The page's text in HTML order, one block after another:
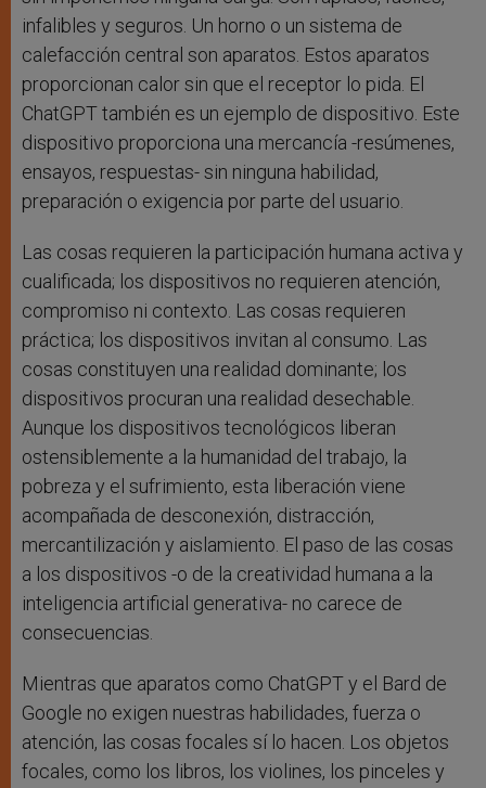
infalibles y seguros. Un horno o un sistema de
calefacción central son aparatos. Estos aparatos
proporcionan calor sin que el receptor lo pida. El
ChatGPT también es un ejemplo de dispositivo. Este
dispositivo proporciona una mercancía -resúmenes,
ensayos, respuestas- sin ninguna habilidad,
preparación o exigencia por parte del usuario.
Las cosas requieren la participación humana activa y
cualificada; los dispositivos no requieren atención,
compromiso ni contexto. Las cosas requieren
práctica; los dispositivos invitan al consumo. Las
cosas constituyen una realidad dominante; los
dispositivos procuran una realidad desechable.
Aunque los dispositivos tecnológicos liberan
ostensiblemente a la humanidad del trabajo, la
pobreza y el sufrimiento, esta liberación viene
acompañada de desconexión, distracción,
mercantilización y aislamiento. El paso de las cosas
a los dispositivos -o de la creatividad humana a la
inteligencia artificial generativa- no carece de
consecuencias.
Mientras que aparatos como ChatGPT y el Bard de
Google no exigen nuestras habilidades, fuerza o
atención, las cosas focales sí lo hacen. Los objetos
focales, como los libros, los violines, los pinceles y